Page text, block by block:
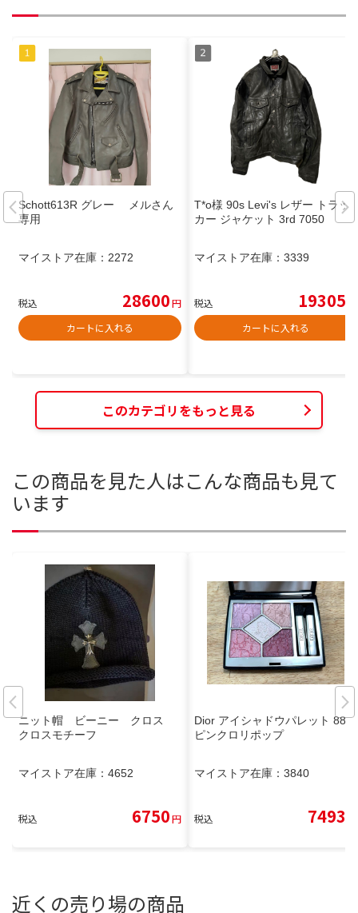
Schott613R グレー メルさん
専用
マイストア在庫： 2272
税込 28600円
カートに入れる
T*o様 90s Levi's レザー トラッ
カー ジャケット 3rd 7050
マイストア在庫： 3339
税込 19305
カートに入れる
このカテゴリをもっと見る
この商品を見た人はこんな商品も見て
います
ニット帽 ビーニー クロス
クロスモチーフ
マイストア在庫： 4652
税込 6750円
Dior アイシャドウパレット 885
ピンクロリポップ
マイストア在庫： 3840
税込 7493
近くの売り場の商品